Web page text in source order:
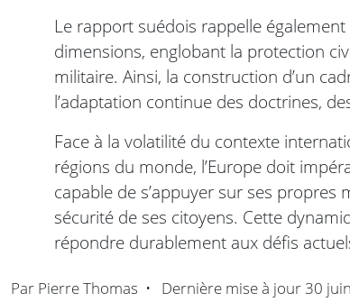
Le rapport suédois rappelle
dimensions, englobant la protection
militaire. Ainsi, la construction d’un
l’adaptation continue des doctrines,
Face à la volatilité du contexte
régions du monde, l’Europe doit
capable de s’appuyer sur ses
sécurité de ses citoyens. Cette
répondre durablement aux défis
Par Pierre Thomas • Dernière mise à jour 30